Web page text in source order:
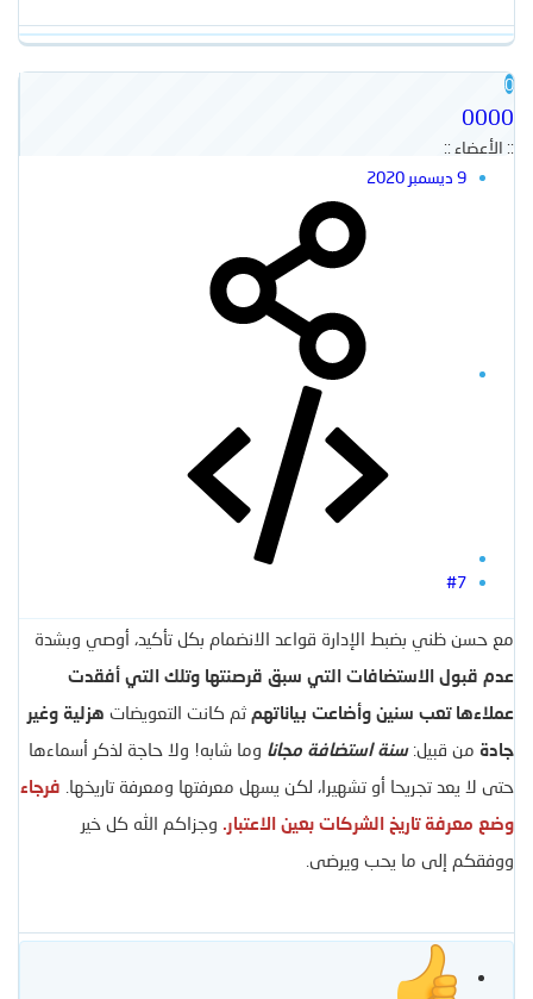
0
0000
:: الأعضاء ::
9 ديسمبر 2020
#7
مع حسن ظني بضبط الإدارة قواعد الانضمام بكل تأكيد، أوصي وبشدة
عدم قبول الاستضافات التي سبق قرصنتها وتلك التي أفقدت
عملاءها تعب سنين وأضاعت بياناتهم ثم كانت التعويضات هزلية وغير
جادة من قبيل:سنة استضافة مجانا وما شابه! ولا حاجة لذكر أسماءها
حتى لا يعد تجريحا أو تشهيرا، لكن يسهل معرفتها ومعرفة تاريخها. فرجاء
وضع معرفة تاريخ الشركات بعين الاعتبار. وجزاكم الله كل خير
ووفقكم إلى ما يحب ويرضى.